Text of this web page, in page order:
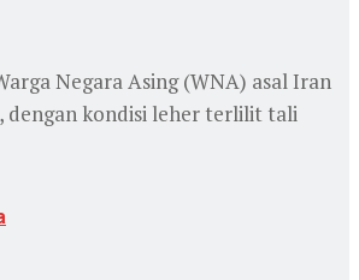
Negara Asing (WNA) asal Iran
dengan kondisi leher terlilit tali